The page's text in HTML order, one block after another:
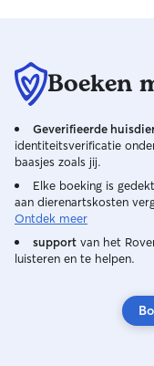
Boeken
Geverifieerde
identiteitsverificatie
baasjes zoals jij.
Elke boeking is
aan dierenartskosten
Ontdek meer
support van het
luisteren en te helpen.